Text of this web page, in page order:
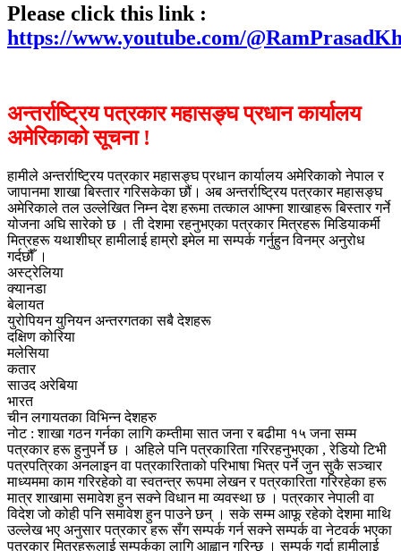
Please click this link :
https://www.youtube.com/
अन्तर्राष्ट्रिय पत्रकार महासङ्घ प्रधान कार्यालय
अमेरिकाको सूचना !
हामीले अन्तर्राष्ट्रिय पत्रकार महासङ्घ प्रधान कार्यालय अमेरिकाको नेपाल र
जापानमा शाखा बिस्तार गरिसकेका छौं। अब अन्तर्राष्ट्रिय पत्रकार महासङ्घ
अमेरिकाले तल उल्लेखित निम्न देश हरूमा तत्काल आफ्ना शाखाहरू बिस्तार गर्ने
योजना अघि सारेको छ । ती देशमा रहनुभएका पत्रकार मित्रहरू मिडियाकर्मी
मित्रहरू यथाशीघ्र हामीलाई हाम्रो इमेल मा सम्पर्क गर्नुहुन विनम्र अनुरोध
गर्दछौँ ।
अस्ट्रेलिया
क्यानडा
बेलायत
युरोपियन युनियन अन्तरगतका सबै देशहरू
दक्षिण कोरिया
मलेसिया
कतार
साउद अरेबिया
भारत
चीन लगायतका विभिन्न देशहरु
नोट : शाखा गठन गर्नका लागि कम्तीमा सात जना र बढीमा १५ जना सम्म
पत्रकार हरू हुनुपर्ने छ । अहिले पनि पत्रकारिता गरिरहनुभएका , रेडियो टिभी
पत्रपत्रिका अनलाइन वा पत्रकारिताको परिभाषा भित्र पर्ने जुन सुकै सञ्चार
माध्यममा काम गरिरहेको वा स्वतन्त्र रूपमा लेखन र पत्रकारिता गरिरहेका हरू
मात्र शाखामा समावेश हुन सक्ने विधान मा व्यवस्था छ । पत्रकार नेपाली वा
विदेश जो कोही पनि समावेश हुन पाउने छन् । सके सम्म आफू रहेको देशमा माथि
उल्लेख भए अनुसार पत्रकार हरू सँग सम्पर्क गर्न सक्ने सम्पर्क वा नेटवर्क भएका
पत्रकार मित्रहरूलाई सम्पर्कका लागि आह्वान गरिन्छ । सम्पर्क गर्दा हामीलाई